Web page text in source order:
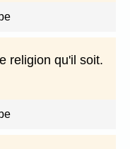
religion qu'il soit.